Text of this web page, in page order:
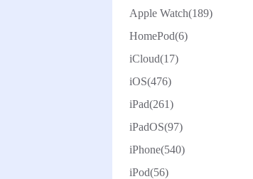
Apple Watch(189)
HomePod(6)
iCloud(17)
iOS(476)
iPad(261)
iPadOS(97)
iPhone(540)
iPod(56)